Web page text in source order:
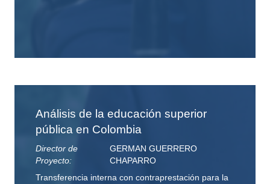
Análisis de la educación superior
pública en Colombia
Director de
Proyecto:
GERMAN GUERRERO
CHAPARRO
Transferencia interna con contraprestación para la